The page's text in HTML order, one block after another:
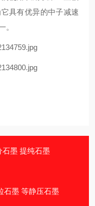
具有优异的中子减速
。
石墨 提纯石墨
石墨 等静压石墨